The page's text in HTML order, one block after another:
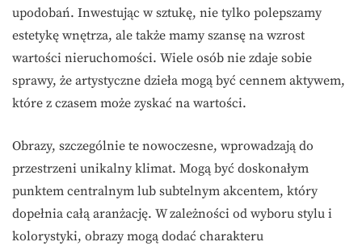
upodobań. Inwestując w sztukę, nie tylko polepszamy
estetykę wnętrza, ale także mamy szansę na wzrost
wartości nieruchomości. Wiele osób nie zdaje sobie
sprawy, że artystyczne dzieła mogą być cennem aktywem,
które z czasem może zyskać na wartości.
Obrazy, szczególnie te nowoczesne, wprowadzają do
przestrzeni unikalny klimat. Mogą być doskonałym
punktem centralnym lub subtelnym akcentem, który
dopełnia całą aranżację. W zależności od wyboru stylu i
kolorystyki, obrazy mogą dodać charakteru